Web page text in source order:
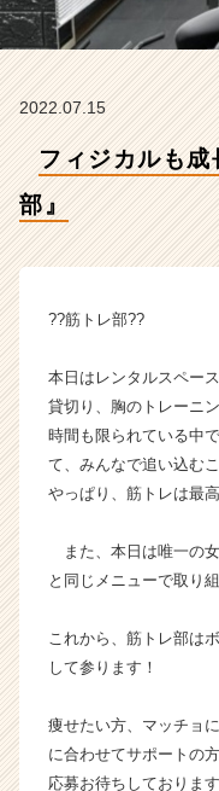
e
a
ム
|
成
長
企
業
ら
カ
ト
く
就
2022.07.15
フィジカルも
部』
??筋トレ部??
本日はレンタルスペー
貸切り、胸のトレーニ
時間も限られている中
て、みんなで追い込む
やっぱり、筋トレは最
また、本日は唯一の
と同じメニューで取り
これから、筋トレ部は
して参ります！
痩せたい方、マッチョ
に合わせてサポートの
応募お待ちしておりま